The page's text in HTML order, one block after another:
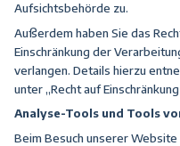
Aufsichtsbehörde zu.
Außerdem haben Sie das
Einschränkung der
verlangen. Details hierzu
unter „Recht auf
Analyse-Tools und Tools
Beim Besuch unserer